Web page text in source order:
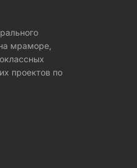
мраморе,
проектов по